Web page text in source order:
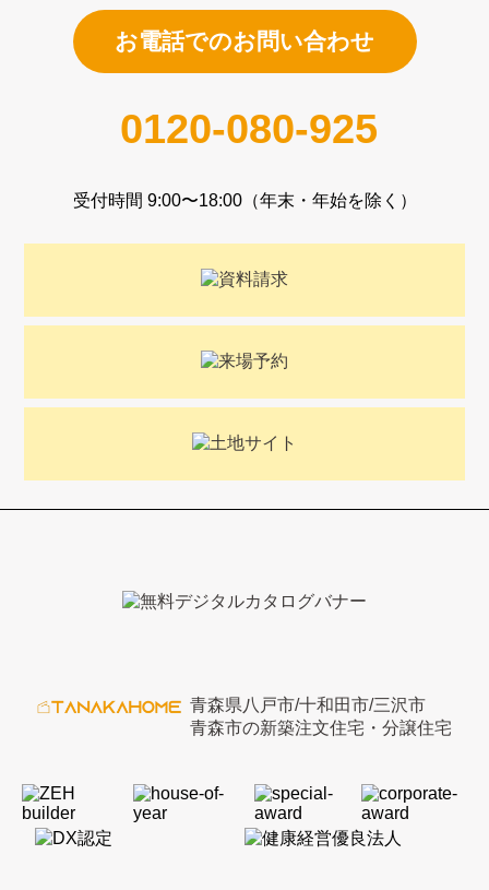
お電話でのお問い合わせ
0120-080-925
受付時間 9:00〜18:00（年末・年始を除く）
青森県八戸市/十和田市/三沢市
青森市の新築注文住宅・分譲住宅